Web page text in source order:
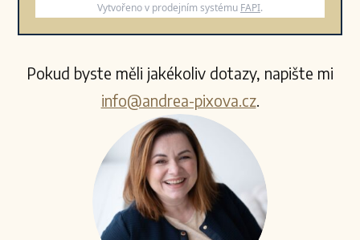
Vytvořeno v prodejním systému FAPI.
Pokud byste měli jakékoliv dotazy, napište mi
info@andrea-pixova.cz.